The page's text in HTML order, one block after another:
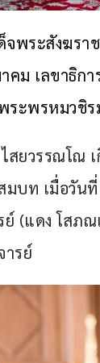
พระสังฆรา
คม เลขาธิก
ระพรหมวชิร
ยวรรณโณ
บท เมื่อวัน
(แดง โส
รย์